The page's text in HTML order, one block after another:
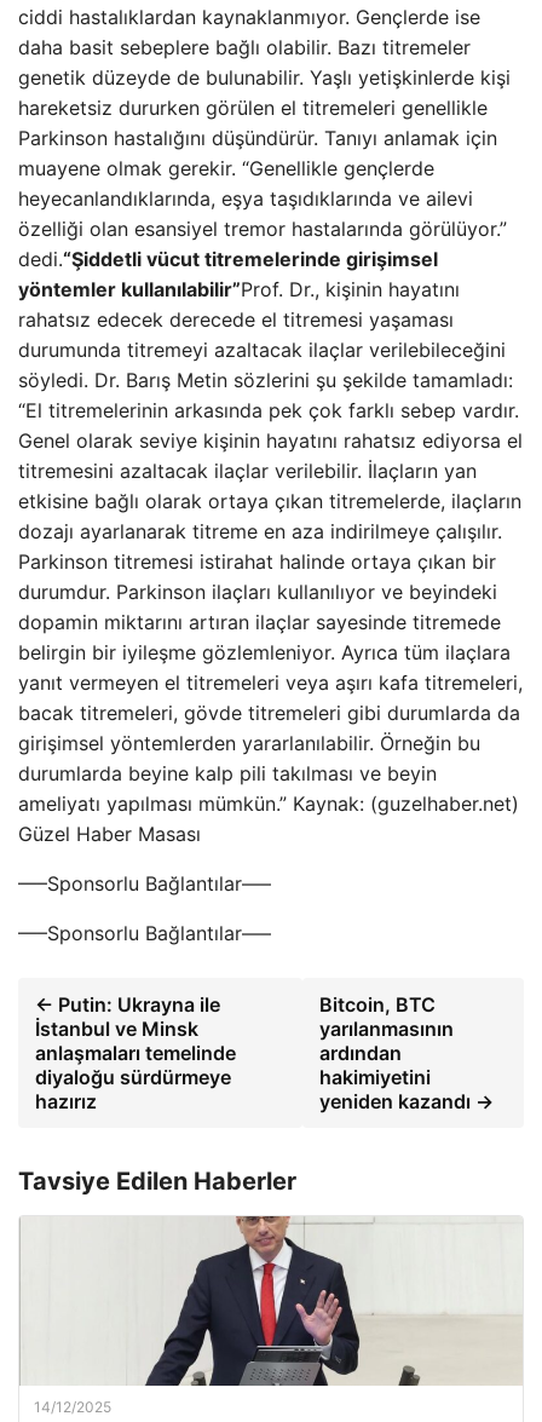
ciddi hastalıklardan kaynaklanmıyor. Gençlerde ise
daha basit sebeplere bağlı olabilir. Bazı titremeler
genetik düzeyde de bulunabilir. Yaşlı yetişkinlerde kişi
hareketsiz dururken görülen el titremeleri genellikle
Parkinson hastalığını düşündürür. Tanıyı anlamak için
muayene olmak gerekir. “Genellikle gençlerde
heyecanlandıklarında, eşya taşıdıklarında ve ailevi
özelliği olan esansiyel tremor hastalarında görülüyor.”
dedi.“Şiddetli vücut titremelerinde girişimsel
yöntemler kullanılabilir”Prof. Dr., kişinin hayatını
rahatsız edecek derecede el titremesi yaşaması
durumunda titremeyi azaltacak ilaçlar verilebileceğini
söyledi. Dr. Barış Metin sözlerini şu şekilde tamamladı:
“El titremelerinin arkasında pek çok farklı sebep vardır.
Genel olarak seviye kişinin hayatını rahatsız ediyorsa el
titremesini azaltacak ilaçlar verilebilir. İlaçların yan
etkisine bağlı olarak ortaya çıkan titremelerde, ilaçların
dozajı ayarlanarak titreme en aza indirilmeye çalışılır.
Parkinson titremesi istirahat halinde ortaya çıkan bir
durumdur. Parkinson ilaçları kullanılıyor ve beyindeki
dopamin miktarını artıran ilaçlar sayesinde titremede
belirgin bir iyileşme gözlemleniyor. Ayrıca tüm ilaçlara
yanıt vermeyen el titremeleri veya aşırı kafa titremeleri,
bacak titremeleri, gövde titremeleri gibi durumlarda da
girişimsel yöntemlerden yararlanılabilir. Örneğin bu
durumlarda beyine kalp pili takılması ve beyin
ameliyatı yapılması mümkün.” Kaynak: (guzelhaber.net)
Güzel Haber Masası
—–Sponsorlu Bağlantılar—–
—–Sponsorlu Bağlantılar—–
← Putin: Ukrayna ile
İstanbul ve Minsk
anlaşmaları temelinde
diyaloğu sürdürmeye
hazırız
Bitcoin, BTC
yarılanmasının
ardından
hakimiyetini
yeniden kazandı →
Tavsiye Edilen Haberler
14/12/2025